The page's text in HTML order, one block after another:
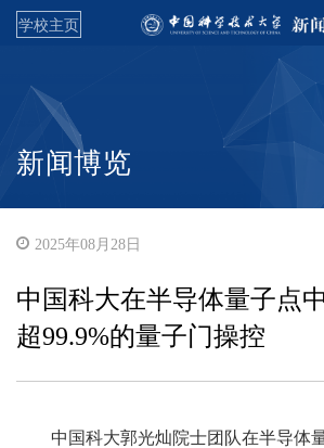
学校主页
新闻博览
2025年08月28日
中国科大在半导体量子点
超99.9%的量子门操控
中国科大郭光灿院士团队在半导体